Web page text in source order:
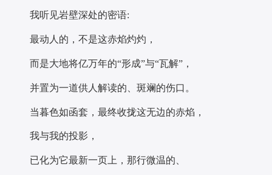
我听见岩壁深处的密语:
最动人的，不是这赤焰灼灼，
而是大地将亿万年的“形成”与“瓦解”，
并置为一道供人解读的、斑斓的伤口。
当暮色如函套，最终收拢这无边的赤焰，
我与我的投影，
已化为它最新一页上，那行微温的、